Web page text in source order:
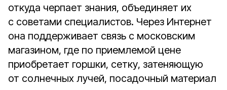
откуда черпает знания, объединяет их
с советами специалистов. Через Интернет
она поддерживает связь с московским
магазином, где по приемлемой цене
приобретает горшки, сетку, затеняющую
от солнечных лучей, посадочный материал